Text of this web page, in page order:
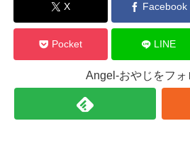
X Facebook
Pocket LINE
Angel-おやじをフォ